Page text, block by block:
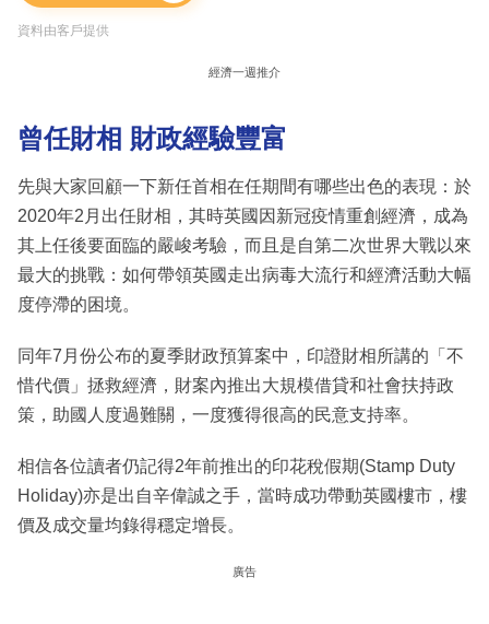
資料由客戶提供
經濟一週推介
曾任財相 財政經驗豐富
先與大家回顧一下新任首相在任期間有哪些出色的表現：於
2020年2月出任財相，其時英國因新冠疫情重創經濟，成為
其上任後要面臨的嚴峻考驗，而且是自第二次世界大戰以來
最大的挑戰：如何帶領英國走出病毒大流行和經濟活動大幅
度停滯的困境。
同年7月份公布的夏季財政預算案中，印證財相所講的「不
惜代價」拯救經濟，財案內推出大規模借貸和社會扶持政
策，助國人度過難關，一度獲得很高的民意支持率。
相信各位讀者仍記得2年前推出的印花稅假期(Stamp Duty
Holiday)亦是出自辛偉誠之手，當時成功帶動英國樓市，樓
價及成交量均錄得穩定增長。
廣告